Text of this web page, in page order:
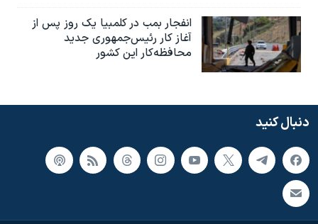
انفجار بمب‌‌ در کلمبیا یک روز پس از
آغاز کار رئیس‌جمهوری جدید
محافظه‌کار این کشور
دنبال کنید